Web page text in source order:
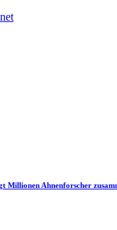
Millionen Ahnenforscher